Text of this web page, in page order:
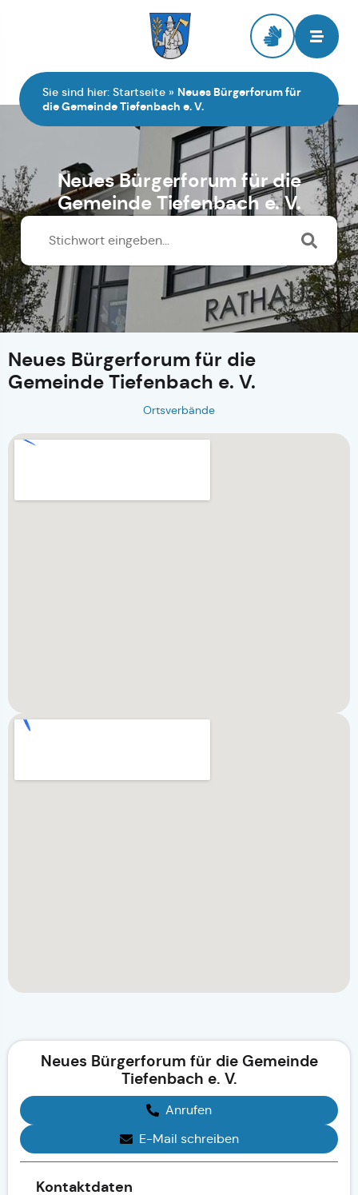
Sie sind hier: Startseite » Neues Bürgerforum für
die Gemeinde Tiefenbach e. V.
Neues Bürgerforum für die
Gemeinde Tiefenbach e. V.
Neues Bürgerforum für die
Gemeinde Tiefenbach e. V.
Ortsverbände
Neues Bürgerforum für die Gemeinde
Tiefenbach e. V.
Anrufen
E-Mail schreiben
Kontaktdaten